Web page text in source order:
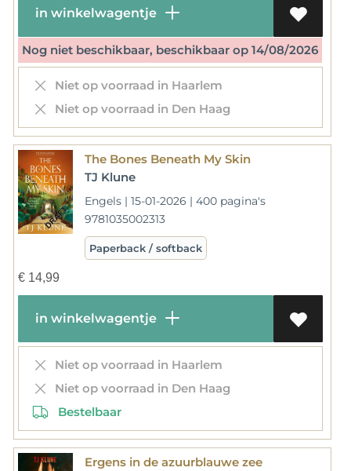
in winkelwagentje
Nog niet beschikbaar, beschikbaar op 14/08/2026
Niet op voorraad in Haarlem
Niet op voorraad in Den Haag
The Bones Beneath My Skin
TJ Klune
Engels | 15-01-2026 | 400 pagina's
9781035002313
Paperback / softback
€14,99
in winkelwagentje
Niet op voorraad in Haarlem
Niet op voorraad in Den Haag
Bestelbaar
Ergens in de azuurblauwe zee